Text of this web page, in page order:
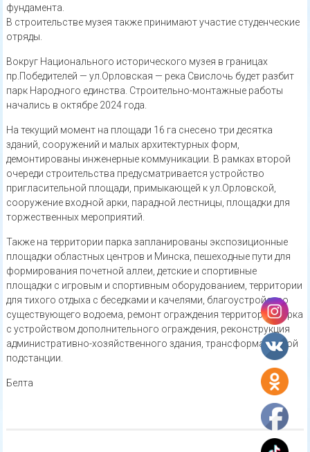
фундамента.
В строительстве музея также принимают участие студенческие
отряды.
Вокруг Национального исторического музея в границах
пр.Победителей — ул.Орловская — река Свислочь будет разбит
парк Народного единства. Строительно-монтажные работы
начались в октябре 2024 года.
На текущий момент на площади 16 га снесено три десятка
зданий, сооружений и малых архитектурных форм,
демонтированы инженерные коммуникации. В рамках второй
очереди строительства предусматривается устройство
пригласительной площади, примыкающей к ул.Орловской,
сооружение входной арки, парадной лестницы, площадки для
торжественных мероприятий.
Также на территории парка запланированы экспозиционные
площадки областных центров и Минска, пешеходные пути для
формирования почетной аллеи, детские и спортивные
площадки с игровым и спортивным оборудованием, территории
для тихого отдыха с беседками и качелями, благоустройство
существующего водоема, ремонт ограждения территории парка
с устройством дополнительного ограждения, реконструкция
административно-хозяйственного здания, трансформаторной
подстанции.
Белта